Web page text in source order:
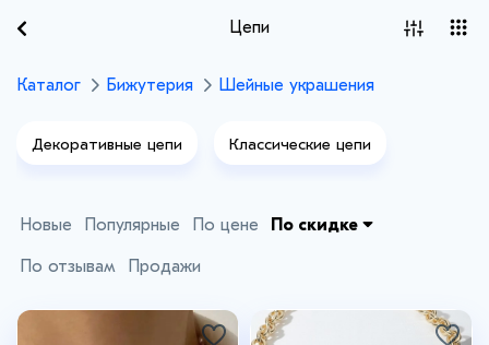
Цепи
Каталог Бижутерия Шейные украшения
Декоративные цепи Классические цепи
Новые Популярные По цене По скидке
По отзывам Продажи